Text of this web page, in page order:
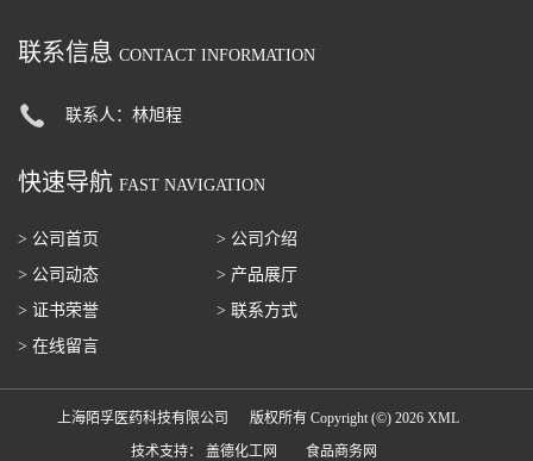
联系信息 CONTACT INFORMATION
联系人：林旭程
快速导航 FAST NAVIGATION
> 公司首页
> 公司介绍
> 公司动态
> 产品展厅
> 证书荣誉
> 联系方式
> 在线留言
上海陌孚医药科技有限公司 版权所有 Copyright (©) 2026 XML
技术支持： 盖德化工网 食品商务网